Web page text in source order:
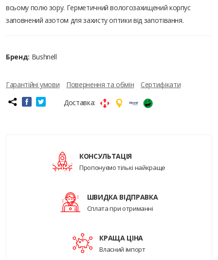
всьому полю зору. Герметичний вологозахищений корпус
заповнений азотом для захисту оптики від запотівання.
Бренд: Bushnell
Гарантійні умови Повернення та обмін
Сертифікати
Доставка:
КОНСУЛЬТАЦІЯ
Пропонуємо тількі найкраще
ШВИДКА ВІДПРАВКА
Сплата при отриманні
КРАЩА ЦІНА
Власний імпорт